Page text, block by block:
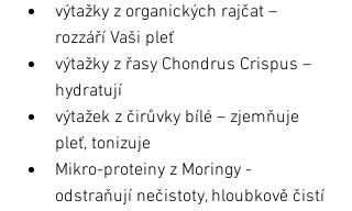
výtažky z organických rajčat –
rozzáří Vaši pleť
výtažky z řasy Chondrus Crispus –
hydratují
výtažek z čirůvky bílé – zjemňuje
pleť, tonizuje
Mikro-proteiny z Moringy -
odstraňují nečistoty, hloubkově čistí